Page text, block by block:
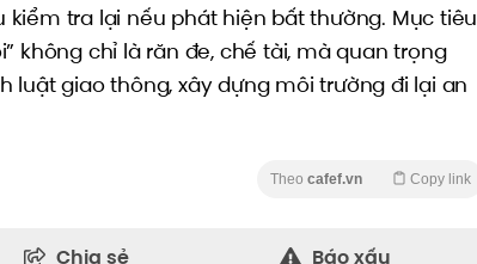
tra lại nếu phát hiện bất thường. Mục tiêu
không chỉ là răn đe, chế tài, mà quan trọng
luật giao thông, xây dựng môi trường đi lại an
Theo cafef.vn Copy link
Chia sẻ Báo xấu